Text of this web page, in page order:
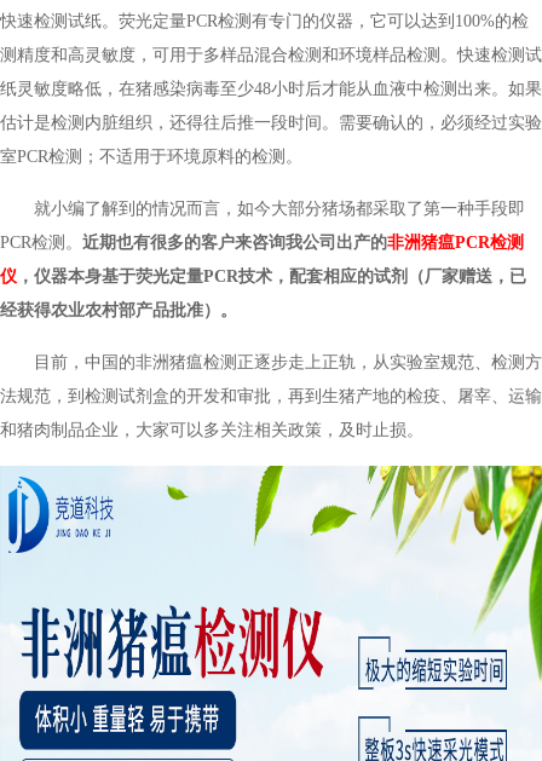
快速检测试纸。荧光定量PCR检测有专门的仪器，它可以达到100%的检
测精度和高灵敏度，可用于多样品混合检测和环境样品检测。快速检测试
纸灵敏度略低，在猪感染病毒至少48小时后才能从血液中检测出来。如果
估计是检测内脏组织，还得往后推一段时间。需要确认的，必须经过实验
室PCR检测；不适用于环境原料的检测。
就小编了解到的情况而言，如今大部分猪场都采取了第一种手段即
PCR检测。 近期也有很多的客户来咨询我公司出产的非洲猪瘟PCR检测
仪 ，仪器本身基于荧光定量PCR技术，配套相应的试剂（厂家赠送，已
经获得农业农村部产品批准）。
目前，中国的非洲猪瘟检测正逐步走上正轨，从实验室规范、检测方
法规范，到检测试剂盒的开发和审批，再到生猪产地的检疫、屠宰、运输
和猪肉制品企业，大家可以多关注相关政策，及时止损。